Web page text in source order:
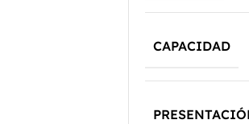
CAPACIDAD